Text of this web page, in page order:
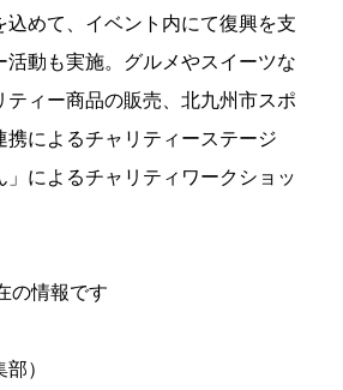
めて、イベント内にて復興を支
動も実施。グルメやスイーツな
ティー商品の販売、北九州市スポ
携によるチャリティーステージ
」によるチャリティワークショッ
の情報です
）